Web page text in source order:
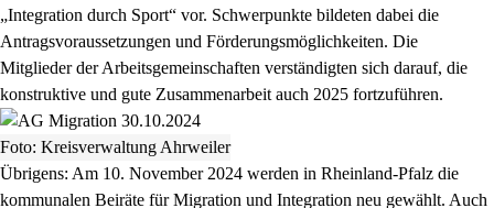
„Integration durch Sport“ vor. Schwerpunkte bildeten dabei die
Antragsvoraussetzungen und Förderungsmöglichkeiten. Die
Mitglieder der Arbeitsgemeinschaften verständigten sich darauf, die
konstruktive und gute Zusammenarbeit auch 2025 fortzuführen.
Foto: Kreisverwaltung Ahrweiler
Übrigens: Am 10. November 2024 werden in Rheinland-Pfalz die
kommunalen Beiräte für Migration und Integration neu gewählt. Auch